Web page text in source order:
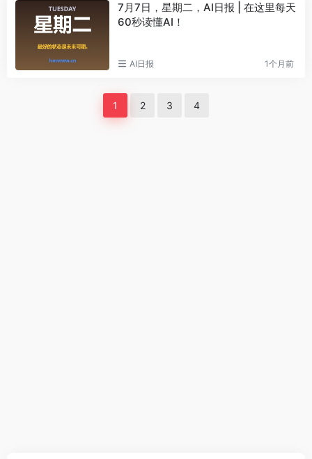
7月7日，星期二，AI日报 | 在这里每天
60秒读懂AI！
AI日报 1个月前
1 2 3 4